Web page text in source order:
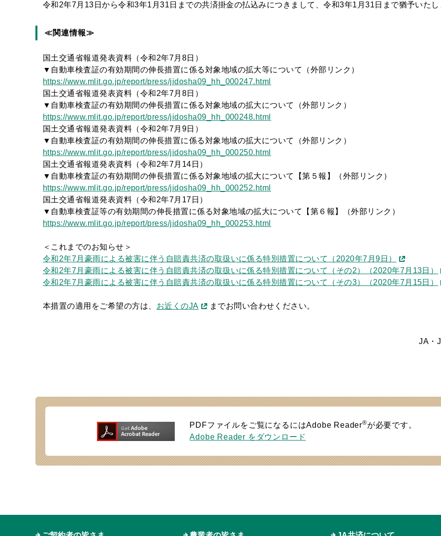
令和2年7月13日から令和3年1月31日までの共済掛金の払込みにつきまして、令和3年1月31日まで猶予いたし
≪関連情報≫
国土交通省報道発表資料（令和2年7月8日）
▼自動車検査証の有効期間の伸長措置に係る対象地域の拡大等について（外部リンク）
https://www.mlit.go.jp/report/press/jidosha09_hh_000247.html
国土交通省報道発表資料（令和2年7月8日）
▼自動車検査証の有効期間の伸長措置に係る対象地域の拡大について（外部リンク）
https://www.mlit.go.jp/report/press/jidosha09_hh_000248.html
国土交通省報道発表資料（令和2年7月9日）
▼自動車検査証の有効期間の伸長措置に係る対象地域の拡大について（外部リンク）
https://www.mlit.go.jp/report/press/jidosha09_hh_000250.html
国土交通省報道発表資料（令和2年7月14日）
▼自動車検査証の有効期間の伸長措置に係る対象地域の拡大について【第５報】（外部リンク）
https://www.mlit.go.jp/report/press/jidosha09_hh_000252.html
国土交通省報道発表資料（令和2年7月17日）
▼自動車検査証等の有効期間の伸長措置に係る対象地域の拡大について【第６報】（外部リンク）
https://www.mlit.go.jp/report/press/jidosha09_hh_000253.html
＜これまでのお知らせ＞
令和2年7月豪雨による被害に伴う自賠責共済の取扱いに係る特別措置について（2020年7月9日）
令和2年7月豪雨による被害に伴う自賠責共済の取扱いに係る特別措置について（その2）（2020年7月13日）
令和2年7月豪雨による被害に伴う自賠責共済の取扱いに係る特別措置について（その3）（2020年7月15日）
本措置の適用をご希望の方は、 お近くのJA までお問い合わせください。
JA・
PDFファイルをご覧になるにはAdobe Reader®が必要です。
Adobe Reader をダウンロード